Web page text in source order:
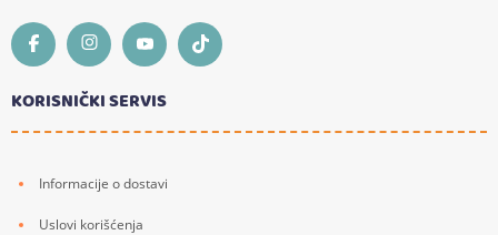
KORISNIČKI SERVIS
Informacije o dostavi
Uslovi korišćenja